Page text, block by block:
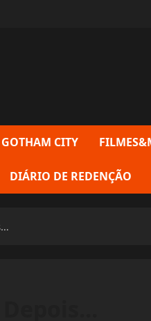
GOTHAM CITY
DIÁRIO DE REDENÇÃO